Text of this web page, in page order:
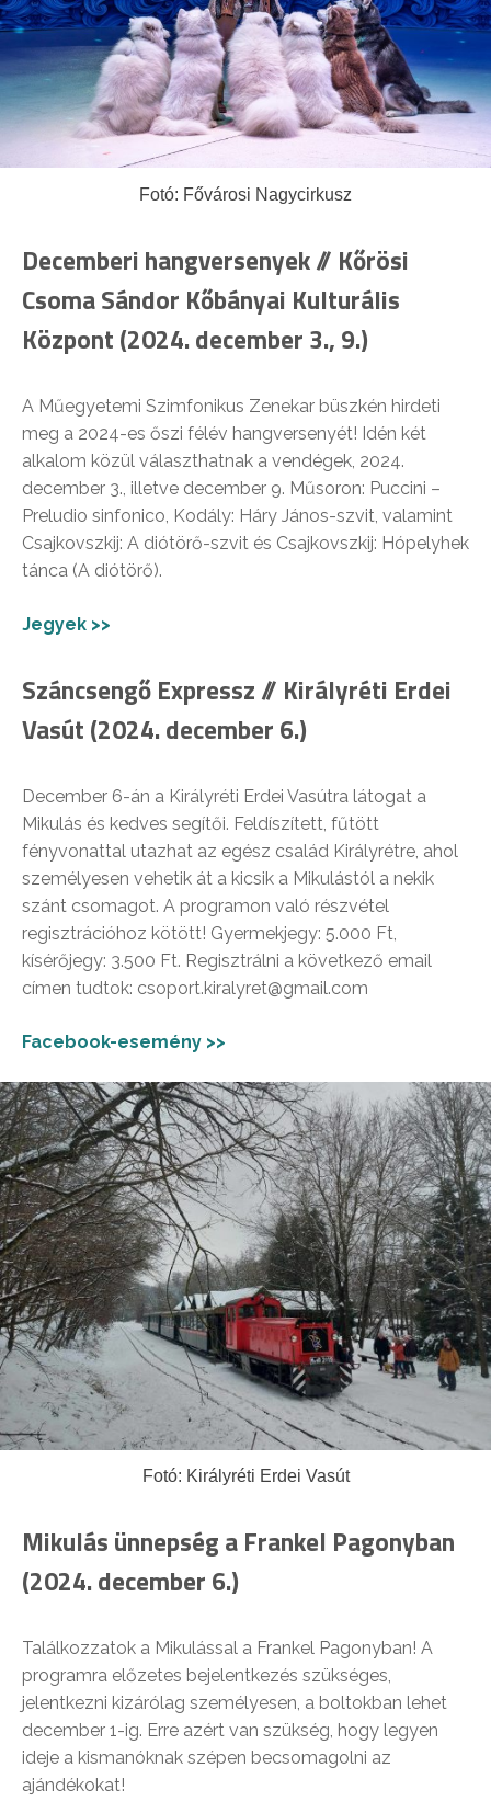
Fotó: Fővárosi Nagycirkusz
Decemberi hangversenyek // Kőrösi
Csoma Sándor Kőbányai Kulturális
Központ (2024. december 3., 9.)
A Műegyetemi Szimfonikus Zenekar büszkén hirdeti
meg a 2024-es őszi félév hangversenyét! Idén két
alkalom közül választhatnak a vendégek, 2024.
december 3., illetve december 9. Műsoron: Puccini –
Preludio sinfonico, Kodály: Háry János-szvit, valamint
Csajkovszkij: A diótörő-szvit és Csajkovszkij: Hópelyhek
tánca (A diótörő).
Jegyek >>
Száncsengő Expressz // Királyréti Erdei
Vasút (2024. december 6.)
December 6-án a Királyréti Erdei Vasútra látogat a
Mikulás és kedves segítői. Feldíszített, fűtött
fényvonattal utazhat az egész család Királyrétre, ahol
személyesen vehetik át a kicsik a Mikulástól a nekik
szánt csomagot. A programon való részvétel
regisztrációhoz kötött! Gyermekjegy: 5.000 Ft,
kísérőjegy: 3.500 Ft. Regisztrálni a következő email
címen tudtok: csoport.kiralyret@gmail.com
Facebook-esemény >>
Fotó: Királyréti Erdei Vasút
Mikulás ünnepség a Frankel Pagonyban
(2024. december 6.)
Találkozzatok a Mikulással a Frankel Pagonyban! A
programra előzetes bejelentkezés szükséges,
jelentkezni kizárólag személyesen, a boltokban lehet
december 1-ig. Erre azért van szükség, hogy legyen
ideje a kismanóknak szépen becsomagolni az
ajándékokat!